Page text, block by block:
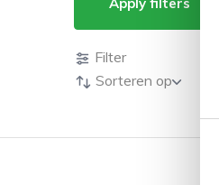
Filter
Sorteren op